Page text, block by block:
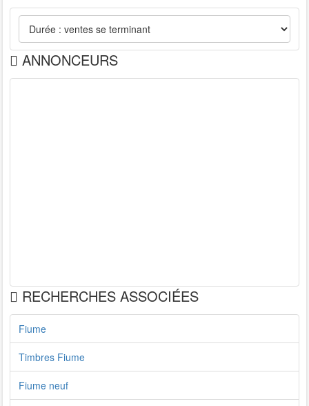
ANNONCEURS
RECHERCHES ASSOCIÉES
Fiume
Timbres Fiume
Fiume neuf